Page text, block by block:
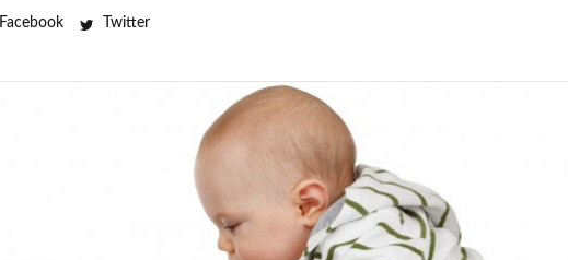
Facebook Twitter